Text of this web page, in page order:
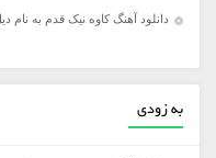
دانلود آهنگ کاوه نیک قدم به نام
به زودی